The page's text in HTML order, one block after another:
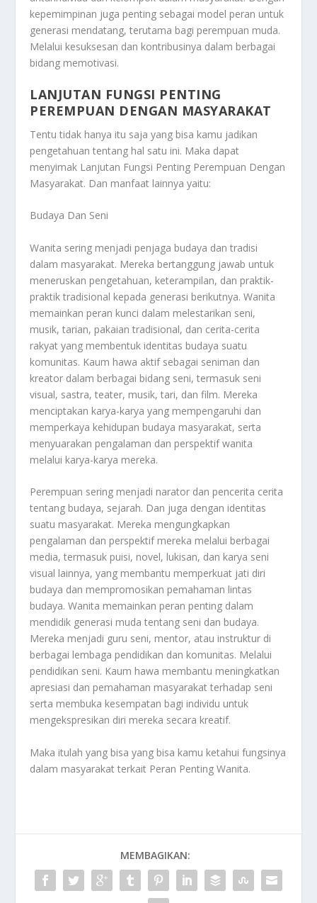
kepemimpinan juga penting sebagai model peran untuk
generasi mendatang, terutama bagi perempuan muda.
Melalui kesuksesan dan kontribusinya dalam berbagai
bidang memotivasi.
LANJUTAN FUNGSI PENTING
PEREMPUAN DENGAN MASYARAKAT
Tentu tidak hanya itu saja yang bisa kamu jadikan
pengetahuan tentang hal satu ini. Maka dapat
menyimak Lanjutan Fungsi Penting Perempuan Dengan
Masyarakat. Dan manfaat lainnya yaitu:
Budaya Dan Seni
Wanita sering menjadi penjaga budaya dan tradisi
dalam masyarakat. Mereka bertanggung jawab untuk
meneruskan pengetahuan, keterampilan, dan praktik-
praktik tradisional kepada generasi berikutnya. Wanita
memainkan peran kunci dalam melestarikan seni,
musik, tarian, pakaian tradisional, dan cerita-cerita
rakyat yang membentuk identitas budaya suatu
komunitas. Kaum hawa aktif sebagai seniman dan
kreator dalam berbagai bidang seni, termasuk seni
visual, sastra, teater, musik, tari, dan film. Mereka
menciptakan karya-karya yang mempengaruhi dan
memperkaya kehidupan budaya masyarakat, serta
menyuarakan pengalaman dan perspektif wanita
melalui karya-karya mereka.
Perempuan sering menjadi narator dan pencerita cerita
tentang budaya, sejarah. Dan juga dengan identitas
suatu masyarakat. Mereka mengungkapkan
pengalaman dan perspektif mereka melalui berbagai
media, termasuk puisi, novel, lukisan, dan karya seni
visual lainnya, yang membantu memperkuat jati diri
budaya dan mempromosikan pemahaman lintas
budaya. Wanita memainkan peran penting dalam
mendidik generasi muda tentang seni dan budaya.
Mereka menjadi guru seni, mentor, atau instruktur di
berbagai lembaga pendidikan dan komunitas. Melalui
pendidikan seni. Kaum hawa membantu meningkatkan
apresiasi dan pemahaman masyarakat terhadap seni
serta membuka kesempatan bagi individu untuk
mengekspresikan diri mereka secara kreatif.
Maka itulah yang bisa yang bisa kamu ketahui fungsinya
dalam masyarakat terkait Peran Penting Wanita.
MEMBAGIKAN: